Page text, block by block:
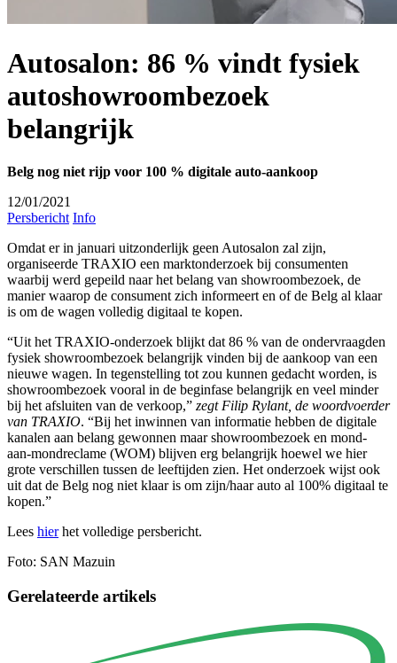
Autosalon: 86 % vindt fysiek
autoshowroombezoek
belangrijk
Belg nog niet rijp voor 100 % digitale auto-aankoop
12/01/2021
Persbericht Info
Omdat er in januari uitzonderlijk geen Autosalon zal zijn,
organiseerde TRAXIO een marktonderzoek bij consumenten
waarbij werd gepeild naar het belang van showroombezoek, de
manier waarop de consument zich informeert en of de Belg al klaar
is om de wagen volledig digitaal te kopen.
“Uit het TRAXIO-onderzoek blijkt dat 86 % van de ondervraagden
fysiek showroombezoek belangrijk vinden bij de aankoop van een
nieuwe wagen. In tegenstelling tot zou kunnen gedacht worden, is
showroombezoek vooral in de beginfase belangrijk en veel minder
bij het afsluiten van de verkoop,” zegt Filip Rylant, de woordvoerder
van TRAXIO. “Bij het inwinnen van informatie hebben de digitale
kanalen aan belang gewonnen maar showroombezoek en mond-
aan-mondreclame (WOM) blijven erg belangrijk hoewel we hier
grote verschillen tussen de leeftijden zien. Het onderzoek wijst ook
uit dat de Belg nog niet klaar is om zijn/haar auto al 100% digitaal te
kopen.”
Lees hierhet volledige persbericht.
Foto: SAN Mazuin
Gerelateerde artikels